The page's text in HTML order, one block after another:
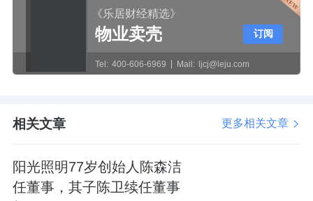
《乐居财经精选》
物业卖壳
Tel: 400-606-6969 Mail: ljcj@leju.com
订阅
相关文章 更多相关文章
阳光照明77岁创始人陈森洁
任董事，其子陈卫续任董事